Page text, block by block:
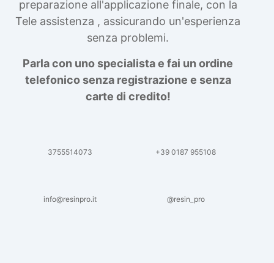
preparazione all'applicazione finale, con la
Tele assistenza , assicurando un'esperienza
senza problemi.
Parla con uno specialista e fai un ordine
telefonico senza registrazione e senza
carte di credito!
3755514073 +39 0187 955108
info@resinpro.it @resin_pro